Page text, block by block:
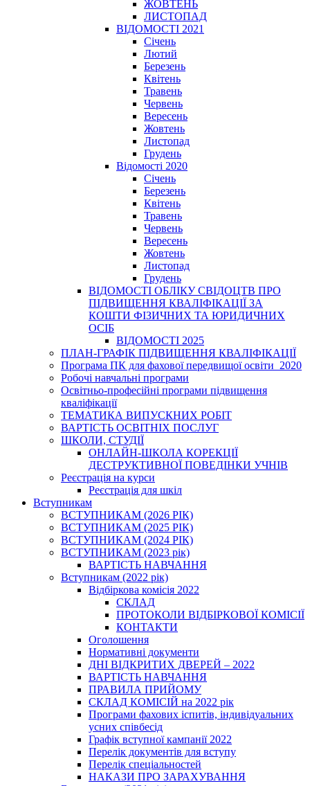
ЖОВТЕНЬ
ЛИСТОПАД
ВІДОМОСТІ 2021
Січень
Лютий
Березень
Квітень
Травень
Червень
Вересень
Жовтень
Листопад
Грудень
Відомості 2020
Січень
Березень
Квітень
Травень
Червень
Вересень
Жовтень
Листопад
Грудень
ВІДОМОСТІ ОБЛІКУ СВІДОЦТВ ПРО
ПІДВИЩЕННЯ КВАЛІФІКАЦІЇ ЗА
КОШТИ ФІЗИЧНИХ ТА ЮРИДИЧНИХ
ОСІБ
ВІДОМОСТІ 2025
ПЛАН-ГРАФІК ПІДВИЩЕННЯ КВАЛІФІКАЦІЇ
Програма ПК для фахової передвищої освіти_2020
Робочі навчальні програми
Освітньо-професійні програми підвищення
кваліфікації
ТЕМАТИКА ВИПУСКНИХ РОБІТ
ВАРТІСТЬ ОСВІТНІХ ПОСЛУГ
ШКОЛИ, СТУДІЇ
ОНЛАЙН-ШКОЛА КОРЕКЦІЇ
ДЕСТРУКТИВНОЇ ПОВЕДІНКИ УЧНІВ
Реєстрація на курси
Реєстрація для шкіл
Вступникам
ВСТУПНИКАМ (2026 РІК)
ВСТУПНИКАМ (2025 РІК)
ВСТУПНИКАМ (2024 РІК)
ВСТУПНИКАМ (2023 рік)
ВАРТІСТЬ НАВЧАННЯ
Вступникам (2022 рік)
Відбіркова комісія 2022
СКЛАД
ПРОТОКОЛИ ВІДБІРКОВОЇ КОМІСІЇ
КОНТАКТИ
Оголошення
Нормативні документи
ДНІ ВІДКРИТИХ ДВЕРЕЙ – 2022
ВАРТІСТЬ НАВЧАННЯ
ПРАВИЛА ПРИЙОМУ
СКЛАД КОМІСІЙ на 2022 рік
Програми фахових іспитів, індивідуальних
усних співбесід
Графік вступної кампанії 2022
Перелік документів для вступу
Перелік спеціальностей
НАКАЗИ ПРО ЗАРАХУВАННЯ